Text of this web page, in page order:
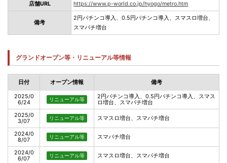
店舗URL https://www.p-world.co.jp/hyogo/metro.htm
備考
2円パチンコ導入、0.5円パチンコ導入、スマスロ増台、
スマパチ増台
グランドオープン等・リニューアル等情報
日付 オープン情報 備考
2025/0
6/24
リニューアル等
2円パチンコ導入、0.5円パチンコ導入、スマス
ロ増台、スマパチ増台
2025/0
3/07
リニューアル等 スマスロ増台、スマパチ増台
2024/0
8/07
リニューアル等 スマパチ増台
2024/0
6/07
リニューアル等 スマスロ増台、スマパチ増台